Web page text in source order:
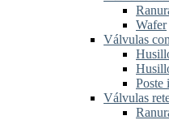
Wafer
Válvulas
Poste
Válvulas